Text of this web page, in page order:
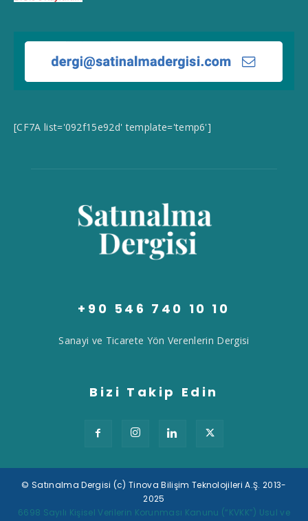
Tek Tıkla Ödeme Kolaylığı
[CF7A list='092f15e92d' template='temp6']
+90 546 740 10 10
Sanayi ve Ticarete Yön Verenlerin Dergisi
Bizi Takip Edin
© Satınalma Dergisi (c) Tinova Bilişim Teknolojileri A.Ş. 2013-
2025
6698 Sayılı Kişisel Verilerin Korunması Kanunu (“KVKK”) Usul ve